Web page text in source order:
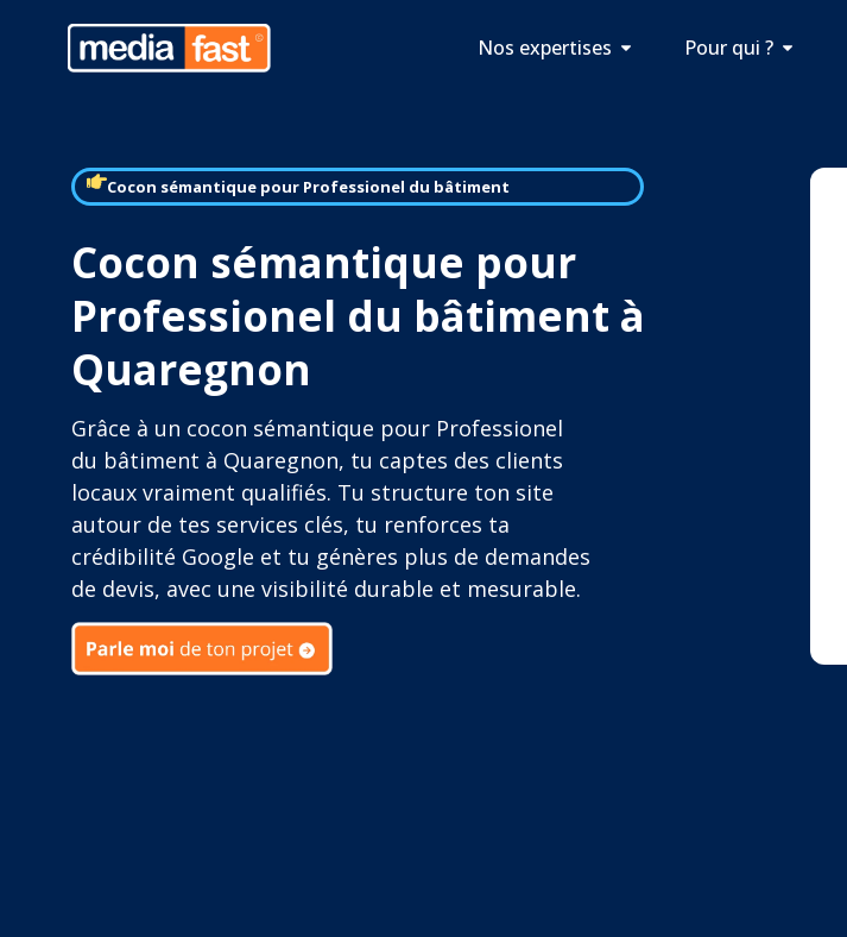
Nos expertises Pour qui ?
Cocon sémantique pour Professionel du bâtiment
Cocon sémantique pour
Professionel du bâtiment à
Quaregnon
Grâce à un cocon sémantique pour Professionel
du bâtiment à Quaregnon, tu captes des clients
locaux vraiment qualifiés. Tu structure ton site
autour de tes services clés, tu renforces ta
crédibilité Google et tu génères plus de demandes
de devis, avec une visibilité durable et mesurable.